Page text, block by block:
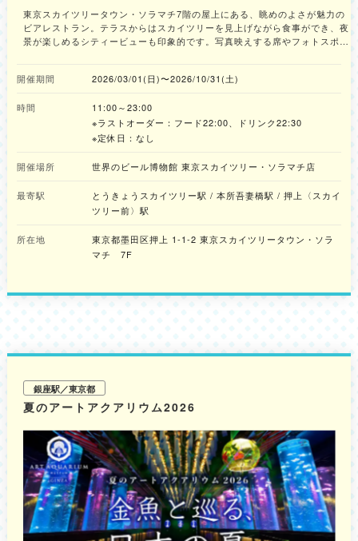
なビアレストラン。
東京スカイツリータウン・ソラマチ7階の屋上にある、眺めのよさが魅力の
ビアレストラン。テラスからはスカイツリーを見上げながら食事ができ、夜
景が楽しめるシティービューも印象的です。写真映えする席やフォトスポッ
世界各国の樽生ビールを100種類楽しめる、日本最大級のビアレストランな
もうれしいポイント。 ビールと相性の良いグリルステーキや特製ハンバー
ガーを楽しめる「アメリカンBBQコース」と、韓国ビールとともにサムギョ
プサルやUFOチキン、特製冷麺を味わえる「コリアンBBQコース」の2種類
型扇風機、屋外スポットクーラー ■バーベキューのスタイル 手ぶらバーベ
トビール取り扱い 海外クラフトビール樽生100種 ■予約受付 WEB予約あり
■座席数 320席（屋外席150） 1組当たりの最大収容人数300人 ■雨天対応
屋内に移動、屋外だが屋根があり実施可能 ■対応している支払方法 クレジ
開催期間 2026/03/01(日)〜2026/10/31(土)
時間
11:00～23:00
※ラストオーダー：フード22:00、ドリンク22:30
※定休日：なし
開催場所 世界のビール博物館 東京スカイツリー・ソラマチ店
最寄駅
とうきょうスカイツリー駅 / 本所吾妻橋駅 / 押上〈スカイ
ツリー前〉駅
所在地
東京都墨田区押上 1-1-2 東京スカイツリータウン・ソラ
マチ 7F
銀座駅／東京都
夏のアートアクアリウム2026